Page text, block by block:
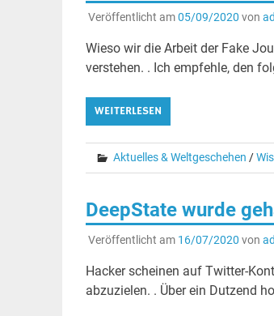
Veröffentlicht am05/09/2020 von
Wieso wir die Arbeit der Fake
verstehen. . Ich empfehle, den
WEITERLESEN
Aktuelles & Weltgeschehen /
DeepState wurde
Veröffentlicht am 16/07/2020 von
Hacker scheinen auf Twitter-
abzuzielen. . Über ein Dutzend